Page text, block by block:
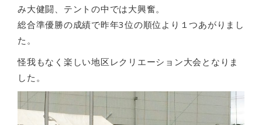
み大健闘、テントの中では大興奮。
総合準優勝の成績で昨年3位の順位より１つあがりまし
た。
怪我もなく楽しい地区レクリエーション大会となりま
した。